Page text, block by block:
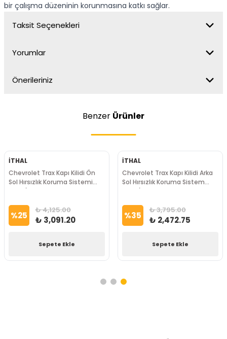
bir çalışma düzeninin korunmasına katkı sağlar.
Taksit Seçenekleri
Yorumlar
Önerileriniz
Benzer Ürünler
İTHAL
Chevrolet Trax Kapı Kilidi Ön
Sol Hırsızlık Koruma Sistemi
Hariç İthal Marka
%25 ₺ 4,125.00
₺ 3,091.20
Sepete Ekle
İTHAL
Chevrolet Trax Kapı Kilidi Arka
Sol Hırsızlık Koruma Sistem
Hariç İthal Marka
%35 ₺ 3,795.00
₺ 2,472.75
Sepete Ekle